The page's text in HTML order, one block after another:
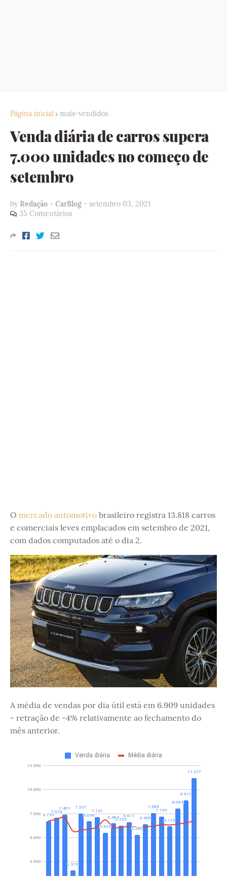
Página inicial mais-vendidos
Venda diária de carros supera
7.000 unidades no começo de
setembro
by Redação - CarBlog - setembro 03, 2021
35 Comentários
O mercado automotivo brasileiro registra 13.818 carros
e comerciais leves emplacados em setembro de 2021,
com dados computados até o dia 2.
A média de vendas por dia útil está em 6.909 unidades
- retração de -4% relativamente ao fechamento do
mês anterior.